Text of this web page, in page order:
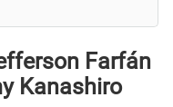
Farfán
Kanashiro